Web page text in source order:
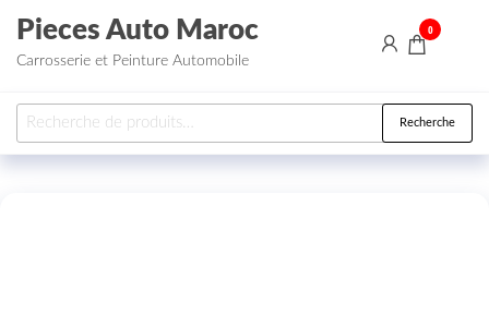
Aller au contenu
Pieces Auto Maroc
Carrosserie et Peinture Automobile
0
Recherche pour : Recherche